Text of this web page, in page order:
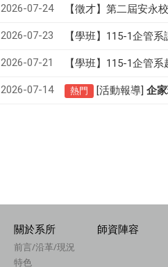
2026-07-24 【徵才】第二屆安永
2026-07-23 【學班】115-1企管
2026-07-21 【學班】115-1企管
2026-07-14 熱門 [活動報導]企
關於系所
前言/沿革/現況
特色
師資陣容